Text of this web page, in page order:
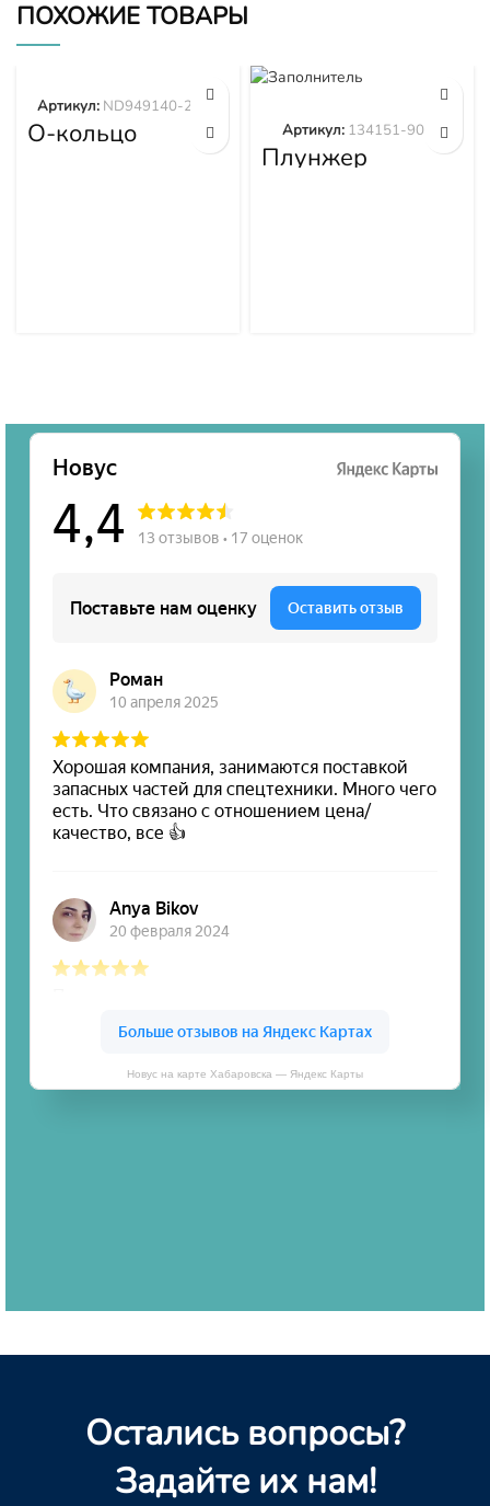
ПОХОЖИЕ ТОВАРЫ
О-кольцо
ND949140-2570
Артикул: ND949140-2570
Плунжер
134151-9020
Артикул: 134151-9020
Новус на карте Хабаровска — Яндекс Карты
Остались вопросы?
Задайте их нам!